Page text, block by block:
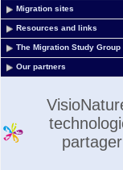
Migration sites
Resources and links
The Migration Study Group
Our partners